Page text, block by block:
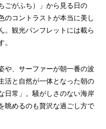
ごがふち）」から見る日の
のコントラストが本当に美し
。観光パンフレットには載ら
や、サーファーが朝一番の波
活と自然が一体となった朝の
日常」。騒がしさのない海岸
眺めるのも贅沢な過ごし方で